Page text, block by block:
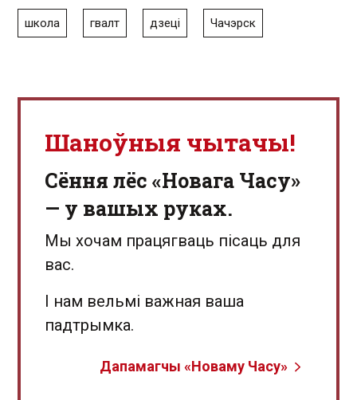
школа гвалт дзеці Чачэрск
Шаноўныя чытачы!
Сёння лёс «Новага Часу»
— у вашых руках.
Мы хочам працягваць пісаць для
вас.
І нам вельмі важная ваша
падтрымка.
Дапамагчы «Новаму Часу»